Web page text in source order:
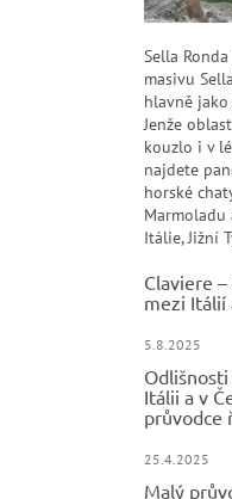
Sella
masivu
hlavně
Jenže
kouzlo i v
najdete
horské
Marmoladu
Itálie, Jižní
Claviere
mezi Itálií
5.8.2025
Itálii a v
průvodce
25.4.2025
Malý